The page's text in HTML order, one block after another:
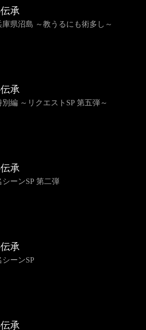
承
庫県沼島 ～教うるにも術多し～
承
別編 ～リクエストSP 第五弾～
承
シーンSP 第二弾
承
シーンSP
承